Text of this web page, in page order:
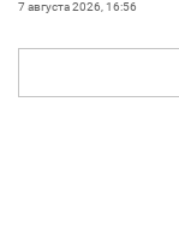
7 августа 2026, 16:56